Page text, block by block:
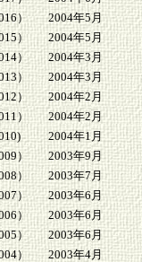
）
2004年5月
）
2004年5月
）
2004年3月
）
2004年3月
）
2004年2月
）
2004年2月
2004年1月
）
2003年9月
）
2003年7月
）
2003年6月
）
2003年6月
）
2003年6月
）
2003年4月